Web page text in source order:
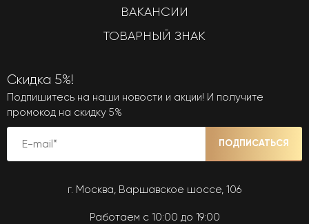
ВАКАНСИИ
ТОВАРНЫЙ ЗНАК
Скидка 5%!
Подпишитесь на наши новости и акции! И получите
промокод на скидку 5%
ПОДПИСАТЬСЯ
г. Москва, Варшавское шоссе, 106
Работаем с 10:00 до 19:00